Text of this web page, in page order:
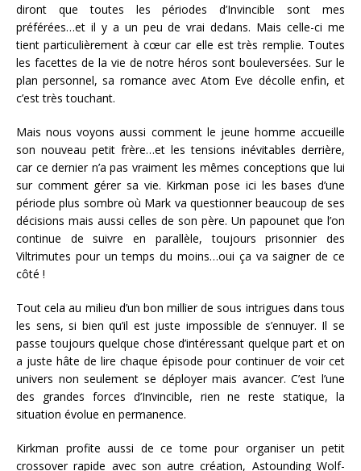
diront que toutes les périodes d’Invincible sont mes
préférées…et il y a un peu de vrai dedans. Mais celle-ci me
tient particulièrement à cœur car elle est très remplie. Toutes
les facettes de la vie de notre héros sont bouleversées. Sur le
plan personnel, sa romance avec Atom Eve décolle enfin, et
c’est très touchant.
Mais nous voyons aussi comment le jeune homme accueille
son nouveau petit frère…et les tensions inévitables derrière,
car ce dernier n’a pas vraiment les mêmes conceptions que lui
sur comment gérer sa vie. Kirkman pose ici les bases d’une
période plus sombre où Mark va questionner beaucoup de ses
décisions mais aussi celles de son père. Un papounet que l’on
continue de suivre en parallèle, toujours prisonnier des
Viltrimutes pour un temps du moins…oui ça va saigner de ce
côté !
Tout cela au milieu d’un bon millier de sous intrigues dans tous
les sens, si bien qu’il est juste impossible de s’ennuyer. Il se
passe toujours quelque chose d’intéressant quelque part et on
a juste hâte de lire chaque épisode pour continuer de voir cet
univers non seulement se déployer mais avancer. C’est l’une
des grandes forces d’Invincible, rien ne reste statique, la
situation évolue en permanence.
Kirkman profite aussi de ce tome pour organiser un petit
crossover rapide avec son autre création, Astounding Wolf-